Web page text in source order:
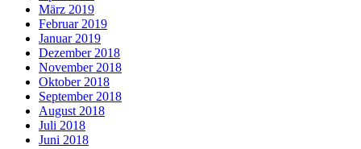
März 2019
Februar 2019
Januar 2019
Dezember 2018
November 2018
Oktober 2018
September 2018
August 2018
Juli 2018
Juni 2018